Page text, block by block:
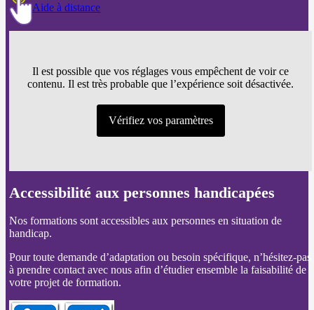
Aide à distance
Il est possible que vos réglages vous empêchent de voir ce
contenu. Il est très probable que l’expérience soit désactivée.
Vérifiez vos paramètres
Accessibilité aux personnes handicapées
Nos formations sont accessibles aux personnes en situation de
handicap.
Pour toute demande d’adaptation ou besoin spécifique, n’hésitez-pas
à prendre contact avec nous afin d’étudier ensemble la faisabilité de
votre projet de formation.